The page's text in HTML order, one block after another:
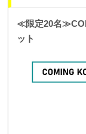
≪限定20名
ット